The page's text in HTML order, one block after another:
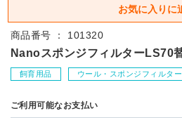
商品番号 ： 101320
NanoスポンジフィルターLS70
飼育用品 ウール・スポンジフィルター
ご利用可能なお支払い